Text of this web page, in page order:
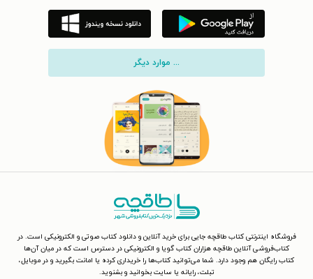
... موارد دیگر
فروشگاه اینترنتی کتاب طاقچه جایی برای خرید آنلاین و دانلود کتاب صوتی و الکترونیکی است. در
کتاب‌فروشی آنلاین طاقچه هزاران کتاب گویا و الکترونیکی در دسترس است که در میان آن‌ها
کتاب رایگان هم وجود دارد. شما می‌توانید کتاب‌ها را خریداری کرده یا امانت بگیرید و در موبایل،
تبلت، رایانه یا سایت بخوانید و بشنوید.